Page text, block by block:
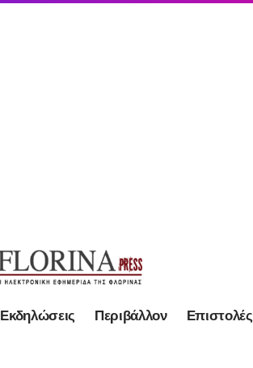
Εκδηλώσεις Περιβάλλον Επιστολές